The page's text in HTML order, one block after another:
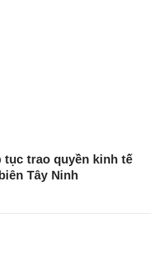
tục trao quyền kinh tế
Tây Ninh